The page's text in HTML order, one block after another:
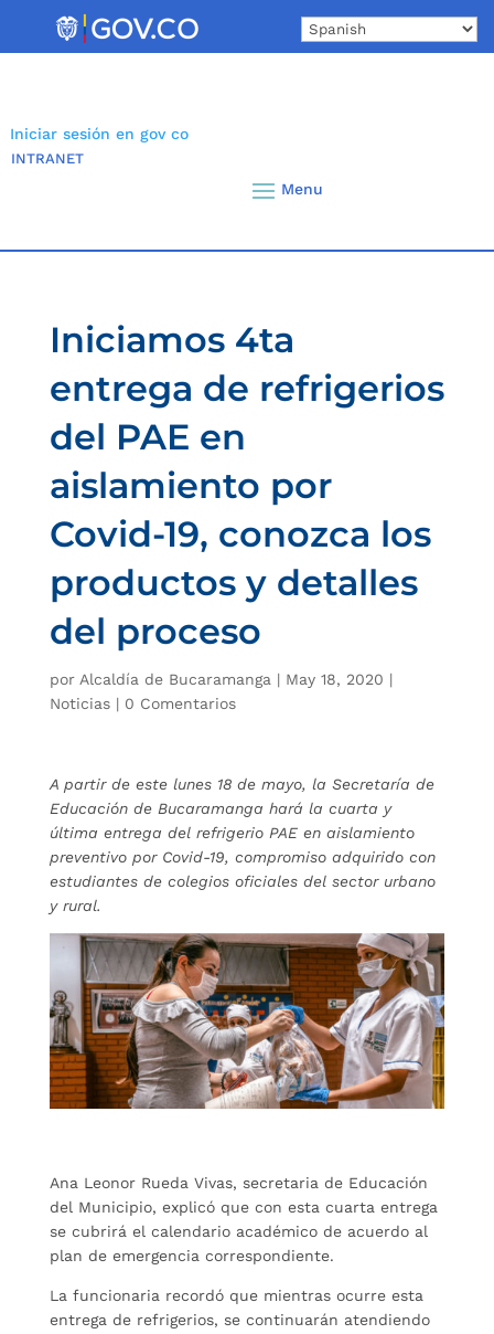
Iniciar sesión en gov co
INTRANET
Iniciamos 4ta
entrega de refrigerios
del PAE en
aislamiento por
Covid-19, conozca los
productos y detalles
del proceso
por Alcaldía de Bucaramanga | May 18, 2020 |
Noticias| 0 Comentarios
A partir de este lunes 18 de mayo, la Secretaría de
Educación de Bucaramanga hará la cuarta y
última entrega del refrigerio PAE en aislamiento
preventivo por Covid-19, compromiso adquirido con
estudiantes de colegios oficiales del sector urbano
y rural.
Ana Leonor Rueda Vivas, secretaria de Educación
del Municipio, explicó que con esta cuarta entrega
se cubrirá el calendario académico de acuerdo al
plan de emergencia correspondiente.
La funcionaria recordó que mientras ocurre esta
entrega de refrigerios, se continuarán atendiendo